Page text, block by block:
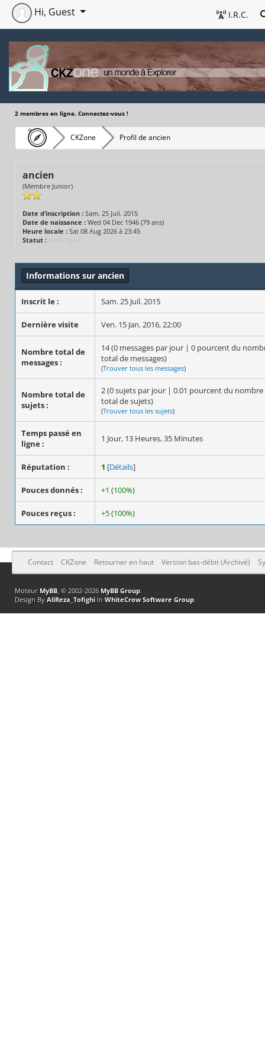
I.R.C.
Hi, Guest
2 membres en ligne. Connectez-vous !
CKZone Profil de ancien
ancien
(Membre Junior)
Date d’inscription : Sam. 25 Juil. 2015
Date de naissance : Wed 04 Dec 1946 (79 ans)
Heure locale : Sat 08 Aug 2026 à 23:45
Statut :
Informations sur ancien
Inscrit le : Sam. 25 Juil. 2015
Dernière visite Ven. 15 Jan. 2016, 22:00
Nombre total de
messages :
14 (0 messages par jour | 0 pourcent du
total de messages)
(Trouver tous les messages)
Nombre total de
sujets :
2 (0 sujets par jour | 0.01 pourcent du nombre
total de sujets)
(Trouver tous les sujets)
Temps passé en
ligne :
1 Jour, 13 Heures, 35 Minutes
Réputation : 1 [Détails]
Pouces donnés : +1 (100%)
Pouces reçus : +5(100%)
Contact CKZone Retourner en haut Version bas-débit (Archivé)
Moteur MyBB, © 2002-2026 MyBB Group.
Design By AliReza_TofighiIn WhiteCrow Software Group.